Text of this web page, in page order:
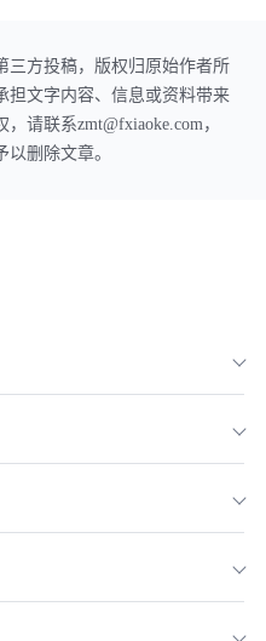
三方投稿，版权归原始作者所
担文字内容、信息或资料带来
请联系zmt@fxiaoke.com，
删除文章。